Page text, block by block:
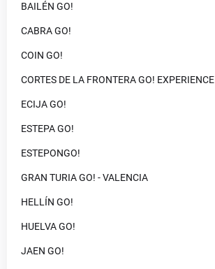
BAILÉN GO!
CABRA GO!
COIN GO!
CORTES DE LA FRONTERA GO! EXPERIENCE
ECIJA GO!
ESTEPA GO!
ESTEPONGO!
GRAN TURIA GO! - VALENCIA
HELLÍN GO!
HUELVA GO!
JAEN GO!